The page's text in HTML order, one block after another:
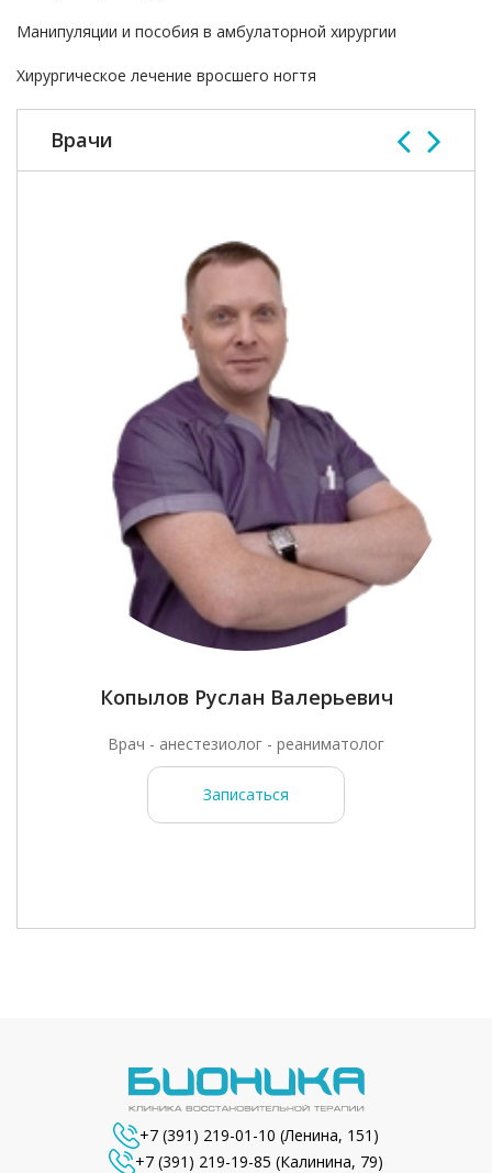
Манипуляции и пособия в амбулаторной хирургии
Хирургическое лечение вросшего ногтя
Врачи
Копылов Руслан Валерьевич
Врач - анестезиолог - реаниматолог
Записаться
+7 (391) 219-01-10 (Ленина, 151)
+7 (391) 219-19-85 (Калинина, 79)